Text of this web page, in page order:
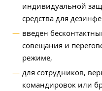
индивидуальной
средства для
введен
совещания и
режиме,
для сотрудников,
командировок или